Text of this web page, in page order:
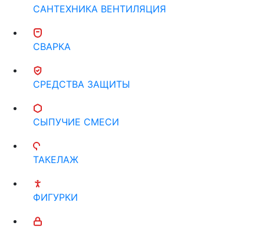
САНТЕХНИКА ВЕНТИЛЯЦИЯ
СВАРКА
СРЕДСТВА ЗАЩИТЫ
СЫПУЧИЕ СМЕСИ
ТАКЕЛАЖ
ФИГУРКИ